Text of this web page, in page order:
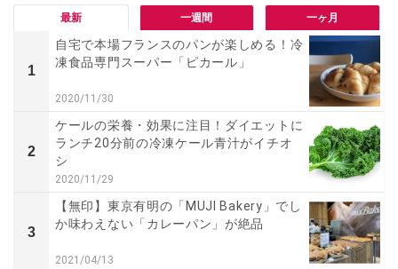
最新 一週間 一ヶ月
1
自宅で本場フランスのパンが楽しめる！冷
凍食品専門スーパー「ピカール」
2020/11/30
2
ケールの栄養・効果に注目！ダイエットに
ランチ20分前の冷凍ケール青汁がイチオ
シ
2020/11/29
3
【無印】東京有明の「MUJI Bakery」でし
か味わえない「カレーパン」が絶品
2021/04/13